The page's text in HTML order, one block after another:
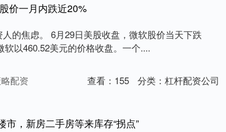
价一月内跌近20%
的焦虑。 6月29日美股收盘，微软股价当天下跌
以460.52美元的价格收盘。一个....
配资 查看： 155 分类： 杠杆配资公司
，新房二手房等来库存“拐点”